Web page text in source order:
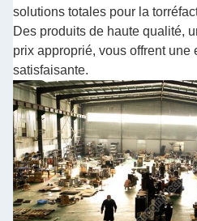
solutions totales pour la
Des produits de haute qualité,
prix approprié, vous offrent
satisfaisante.